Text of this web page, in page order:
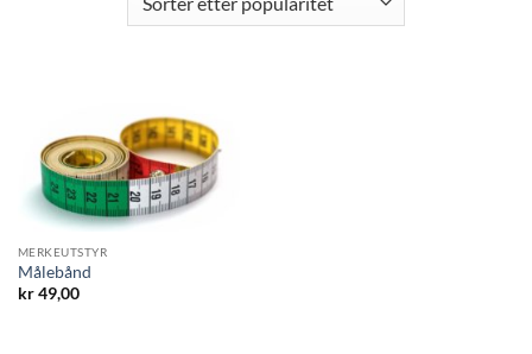
MERKEUTSTYR
Målebånd
kr49,00